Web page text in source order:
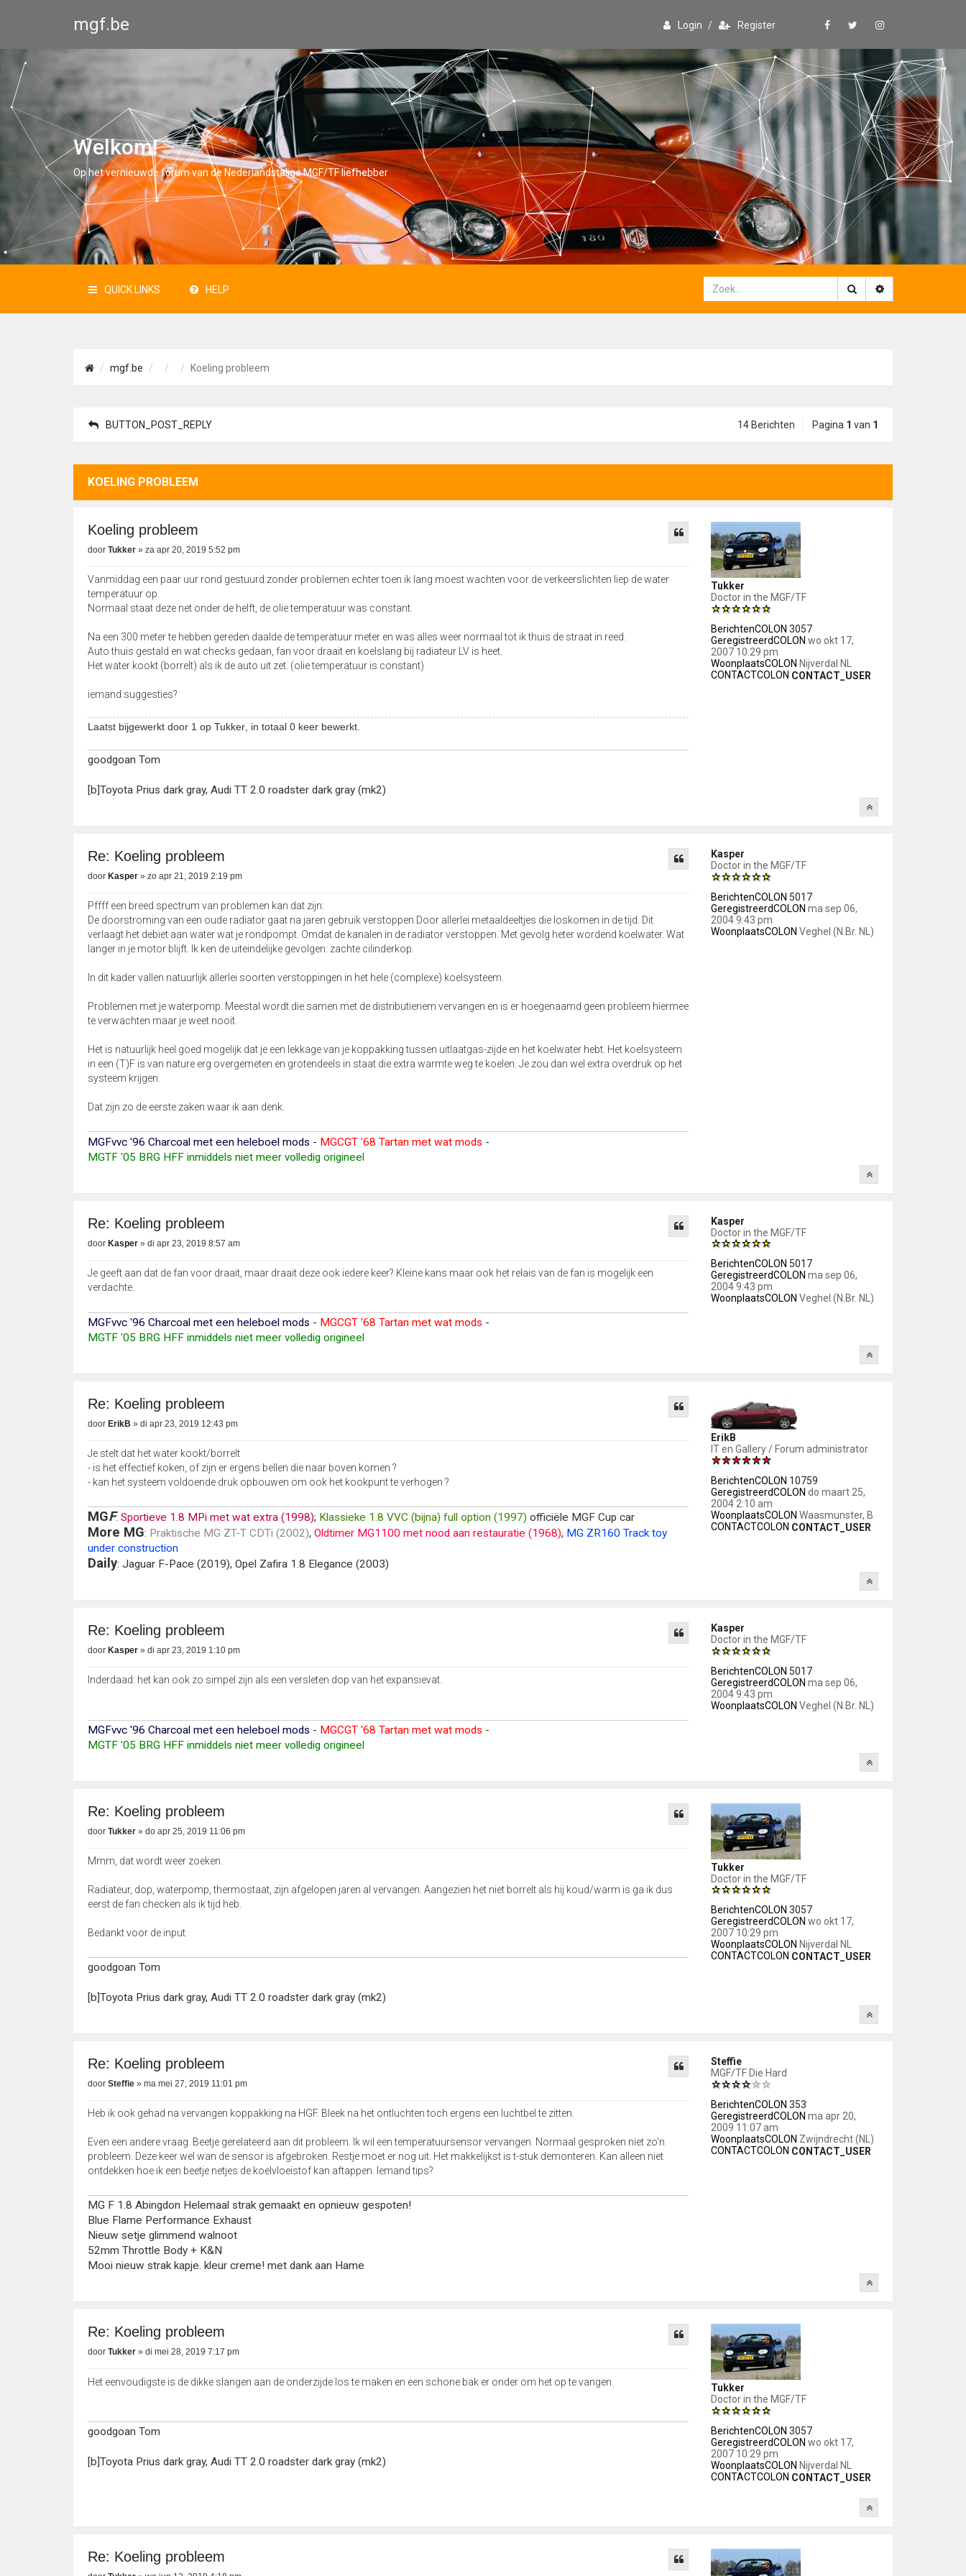
mgf.be Login / Register
Welkom!
Op het vernieuwde forum van de Nederlandstalige MGF/TF liefhebber
QUICK LINKS HELP
mgf.be Koeling probleem
BUTTON_POST_REPLY 14 Berichten Pagina 1 van 1
KOELING PROBLEEM
Tukker
Doctor in the MGF/TF
BerichtenCOLON 3057
GeregistreerdCOLON wo okt 17,
2007 10:29 pm
WoonplaatsCOLON Nijverdal NL
CONTACTCOLON CONTACT_USER
Koeling probleem
door Tukker » za apr 20, 2019 5:52 pm
Vanmiddag een paar uur rond gestuurd zonder problemen echter toen ik lang moest wachten voor de verkeerslichten liep de water
temperatuur op.
Normaal staat deze net onder de helft, de olie temperatuur was constant.
Na een 300 meter te hebben gereden daalde de temperatuur meter en was alles weer normaal tot ik thuis de straat in reed.
Auto thuis gestald en wat checks gedaan, fan voor draait en koelslang bij radiateur LV is heet.
Het water kookt (borrelt) als ik de auto uit zet. (olie temperatuur is constant)
iemand suggesties?
Laatst bijgewerkt door 1 op Tukker , in totaal 0 keer bewerkt.
goodgoan Tom
[b]Toyota Prius dark gray, Audi TT 2.0 roadster dark gray (mk2)
Kasper
Doctor in the MGF/TF
BerichtenCOLON 5017
GeregistreerdCOLON ma sep 06,
2004 9:43 pm
WoonplaatsCOLON Veghel (N.Br. NL)
Re: Koeling probleem
door Kasper » zo apr 21, 2019 2:19 pm
Pffff een breed spectrum van problemen kan dat zijn:
De doorstroming van een oude radiator gaat na jaren gebruik verstoppen Door allerlei metaaldeeltjes die loskomen in de tijd. Dit
verlaagt het debiet aan water wat je rondpompt. Omdat de kanalen in de radiator verstoppen. Met gevolg heter wordend koelwater. Wat
langer in je motor blijft. Ik ken de uiteindelijke gevolgen: zachte cilinderkop.
In dit kader vallen natuurlijk allerlei soorten verstoppingen in het hele (complexe) koelsysteem.
Problemen met je waterpomp. Meestal wordt die samen met de distributieriem vervangen en is er hoegenaamd geen probleem hiermee
te verwachten maar je weet nooit.
Het is natuurlijk heel goed mogelijk dat je een lekkage van je koppakking tussen uitlaatgas-zijde en het koelwater hebt. Het koelsysteem
in een (T)F is van nature erg overgemeten en grotendeels in staat die extra warmte weg te koelen. Je zou dan wel extra overdruk op het
systeem krijgen.
Dat zijn zo de eerste zaken waar ik aan denk.
MGFvvc '96 Charcoal met een heleboel mods - MGCGT '68 Tartan met wat mods -
MGTF '05 BRG HFF inmiddels niet meer volledig origineel
Kasper
Doctor in the MGF/TF
BerichtenCOLON 5017
GeregistreerdCOLON ma sep 06,
2004 9:43 pm
WoonplaatsCOLON Veghel (N.Br. NL)
Re: Koeling probleem
door Kasper » di apr 23, 2019 8:57 am
Je geeft aan dat de fan voor draait, maar draait deze ook iedere keer? Kleine kans maar ook het relais van de fan is mogelijk een
verdachte.
MGFvvc '96 Charcoal met een heleboel mods - MGCGT '68 Tartan met wat mods -
MGTF '05 BRG HFF inmiddels niet meer volledig origineel
ErikB
IT en Gallery / Forum administrator
BerichtenCOLON 10759
GeregistreerdCOLON do maart 25,
2004 2:10 am
WoonplaatsCOLON Waasmunster, B
CONTACTCOLON CONTACT_USER
Re: Koeling probleem
door ErikB » di apr 23, 2019 12:43 pm
Je stelt dat het water kookt/borrelt
- is het effectief koken, of zijn er ergens bellen die naar boven komen ?
- kan het systeem voldoende druk opbouwen om ook het kookpunt te verhogen ?
MGF: Sportieve 1.8 MPi met wat extra (1998); Klassieke 1.8 VVC (bijna) full option (1997) officiële MGF Cup car
More MG: Praktische MG ZT-T CDTi (2002), Oldtimer MG1100 met nood aan restauratie (1968), MG ZR160 Track toy
under construction
Daily: Jaguar F-Pace (2019), Opel Zafira 1.8 Elegance (2003)
Kasper
Doctor in the MGF/TF
BerichtenCOLON 5017
GeregistreerdCOLON ma sep 06,
2004 9:43 pm
WoonplaatsCOLON Veghel (N.Br. NL)
Re: Koeling probleem
door Kasper » di apr 23, 2019 1:10 pm
Inderdaad: het kan ook zo simpel zijn als een versleten dop van het expansievat.
MGFvvc '96 Charcoal met een heleboel mods - MGCGT '68 Tartan met wat mods -
MGTF '05 BRG HFF inmiddels niet meer volledig origineel
Tukker
Doctor in the MGF/TF
BerichtenCOLON 3057
GeregistreerdCOLON wo okt 17,
2007 10:29 pm
WoonplaatsCOLON Nijverdal NL
CONTACTCOLON CONTACT_USER
Re: Koeling probleem
door Tukker » do apr 25, 2019 11:06 pm
Mmm, dat wordt weer zoeken.
Radiateur, dop, waterpomp, thermostaat, zijn afgelopen jaren al vervangen. Aangezien het niet borrelt als hij koud/warm is ga ik dus
eerst de fan checken als ik tijd heb.
Bedankt voor de input.
goodgoan Tom
[b]Toyota Prius dark gray, Audi TT 2.0 roadster dark gray (mk2)
Steffie
MGF/TF Die Hard
BerichtenCOLON 353
GeregistreerdCOLON ma apr 20,
2009 11:07 am
WoonplaatsCOLON Zwijndrecht (NL)
CONTACTCOLON CONTACT_USER
Re: Koeling probleem
door Steffie » ma mei 27, 2019 11:01 pm
Heb ik ook gehad na vervangen koppakking na HGF. Bleek na het ontluchten toch ergens een luchtbel te zitten.
Even een andere vraag. Beetje gerelateerd aan dit probleem. Ik wil een temperatuursensor vervangen. Normaal gesproken niet zo'n
probleem. Deze keer wel wan de sensor is afgebroken. Restje moet er nog uit. Het makkelijkst is t-stuk demonteren. Kan alleen niet
ontdekken hoe ik een beetje netjes de koelvloeistof kan aftappen. Iemand tips?
MG F 1.8 Abingdon Helemaal strak gemaakt en opnieuw gespoten!
Blue Flame Performance Exhaust
Nieuw setje glimmend walnoot
52mm Throttle Body + K&N
Mooi nieuw strak kapje. kleur creme! met dank aan Hame
Tukker
Doctor in the MGF/TF
BerichtenCOLON 3057
GeregistreerdCOLON wo okt 17,
2007 10:29 pm
WoonplaatsCOLON Nijverdal NL
CONTACTCOLON CONTACT_USER
Re: Koeling probleem
door Tukker » di mei 28, 2019 7:17 pm
Het eenvoudigste is de dikke slangen aan de onderzijde los te maken en een schone bak er onder om het op te vangen.
goodgoan Tom
[b]Toyota Prius dark gray, Audi TT 2.0 roadster dark gray (mk2)
Re: Koeling probleem